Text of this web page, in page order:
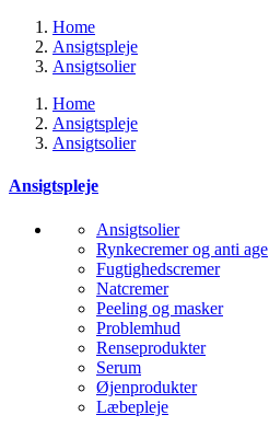
Home
Ansigtspleje
Ansigtsolier
Home
Ansigtspleje
Ansigtsolier
Ansigtspleje
Ansigtsolier
Rynkecremer og anti age
Fugtighedscremer
Natcremer
Peeling og masker
Problemhud
Renseprodukter
Serum
Øjenprodukter
Læbepleje